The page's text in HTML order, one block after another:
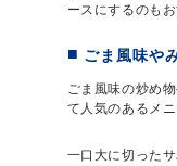
ースにするのもお
ごま風味や
ごま風味の炒め
て人気のあるメニ
一口大に切った